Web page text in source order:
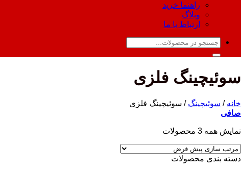
راهنما خرید
وبلاگ
ارتباط با ما
جستجو
سوئیچینگ فلزی
خانه / سوئیچینگ / سوئیچینگ فلزی
صافی
نمایش همه 3 محصولات
دسته‌ بندی محصولات